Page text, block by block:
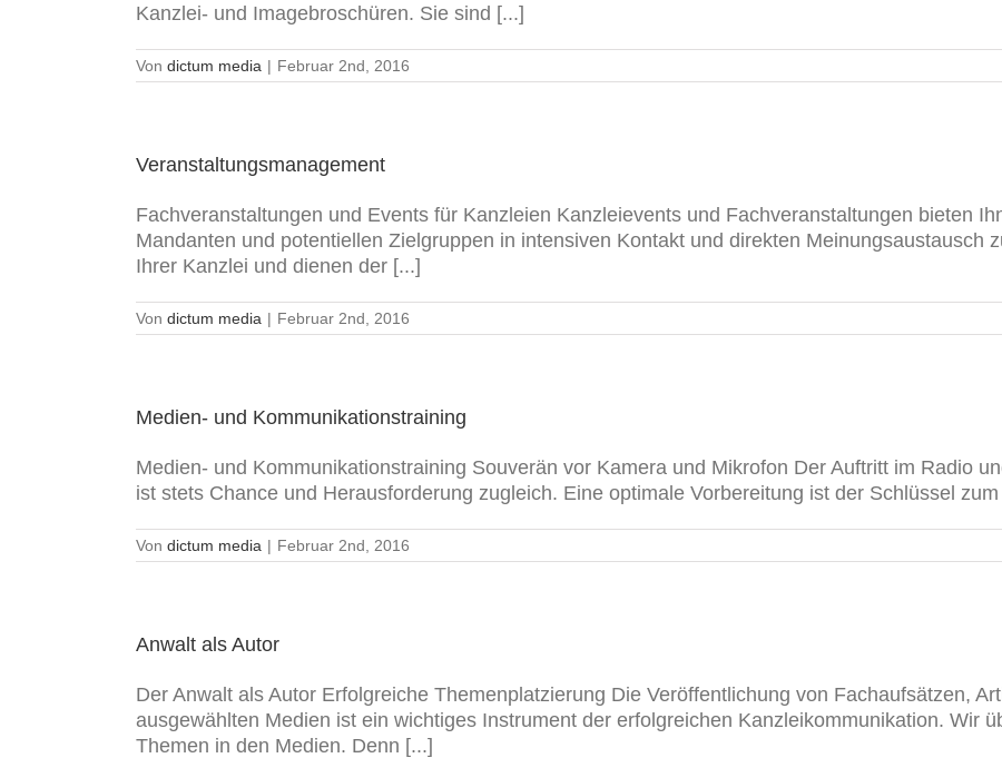
Kanzlei- und Imagebroschüren. Sie sind [...]
Von dictum media | Februar 2nd, 2016
Veranstaltungsmanagement
Fachveranstaltungen und Events für Kanzleien Kanzleievents und Fachveranstaltungen bieten
Mandanten und potentiellen Zielgruppen in intensiven Kontakt und direkten Meinungsaustausch
Ihrer Kanzlei und dienen der [...]
Von dictum media | Februar 2nd, 2016
Medien- und Kommunikationstraining
Medien- und Kommunikationstraining Souverän vor Kamera und Mikrofon Der Auftritt im Radio
ist stets Chance und Herausforderung zugleich. Eine optimale Vorbereitung ist der Schlüssel
Von dictum media | Februar 2nd, 2016
Anwalt als Autor
Der Anwalt als Autor Erfolgreiche Themenplatzierung Die Veröffentlichung von Fachaufsätzen,
ausgewählten Medien ist ein wichtiges Instrument der erfolgreichen Kanzleikommunikation. Wir
Themen in den Medien. Denn [...]